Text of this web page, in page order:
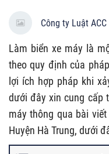
Công ty Luật ACC
Làm biển xe máy là
theo quy định của
lợi ích hợp pháp khi
dưới đây xin cung cấp
máy thông qua bài
Huyện Hà Trung, dưới